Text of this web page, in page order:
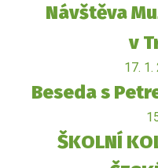
Návštěva
v
17. 1.
Beseda s
ŠKOLNÍ